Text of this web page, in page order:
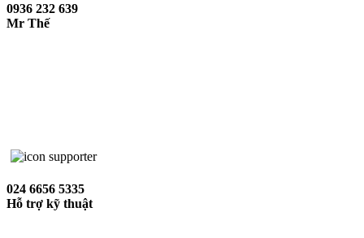
0936 232 639
Mr Thế
024 6656 5335
Hỗ trợ kỹ thuật